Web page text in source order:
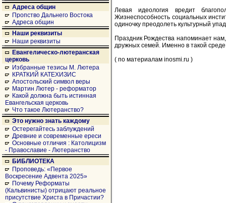
Адреса общин
Пропство Дальнего Востока
Адреса общин
Наши реквизиты
Наши реквизиты
Евангелическо-лютеранская
церковь
Избранные тезисы М. Лютера
КРАТКИЙ КАТЕХИЗИС
Апостольский символ веры
Мартин Лютер - реформатор
Какой должна быть истинная
Евангельская церковь
Что такое Лютеранство?
Это нужно знать каждому
Остерегайтесь заблуждений
Древние и современные ереси
Основные отличия : Католицизм
- Православие - Лютеранство
БИБЛИОТЕКА
Проповедь: «Первое
Воскресение Адвента 2025»
Почему Реформаты
(Кальвинисты) отрицают реальное
присутствие Христа в Причастии?
Левая идеология вредит
Жизнеспособность социальных
одиночку преодолеть культурный
Праздник Рождества напоминает
дружных семей. Именно в такой
( по материалам inosmi.ru )